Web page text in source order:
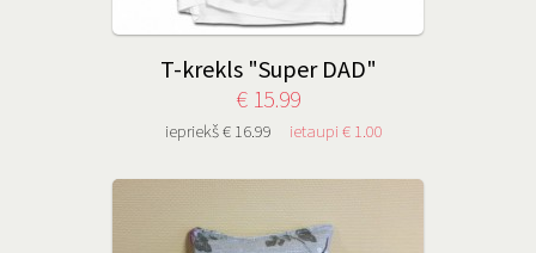
T-krekls "Super DAD"
€ 15.99
iepriekš € 16.99 ietaupi € 1.00